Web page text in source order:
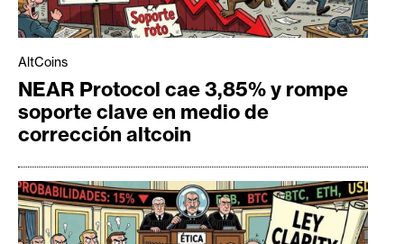
AltCoins
NEAR Protocol cae 3,85% y rompe
soporte clave en medio de
corrección altcoin